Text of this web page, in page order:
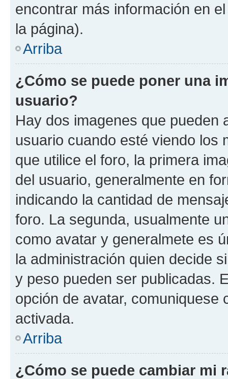
encontrar más información en
la página).
Arriba
¿Cómo se puede poner una
usuario?
Hay dos imagenes que pueden
usuario cuando esté viendo los
que utilice el foro, la primera
del usuario, generalmente en
indicando la cantidad de
foro. La segunda, usualmente
como avatar y generalmete es
la administración quien decide
y peso pueden ser publicadas.
opción de avatar, comuniquese
activada.
Arriba
¿Cómo se puede cambiar mi